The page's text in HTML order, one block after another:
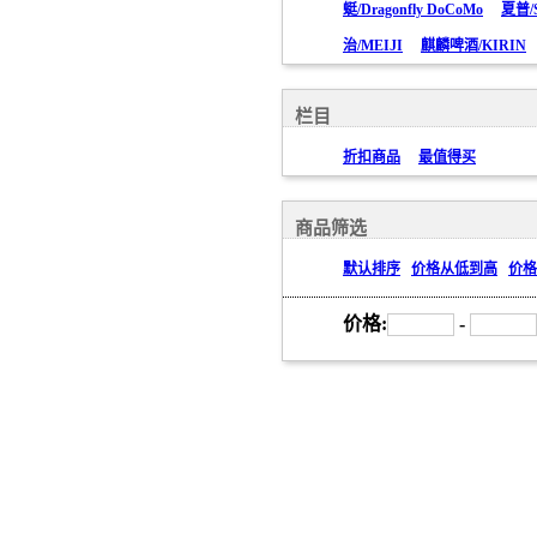
蜓/Dragonfly DoCoMo 夏普/
治/MEIJI 麒麟啤酒/KIRIN
栏目
折扣商品 最值得买
商品筛选
默认排序 价格从低到高 价
价格: -